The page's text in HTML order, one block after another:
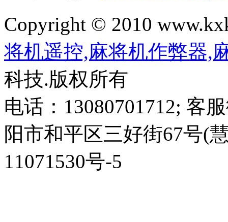
Copyright © 2010
将机遥控,麻将机作弊器,
科技.版权所有
电话：13080701712; 客
阳市和平区三好街67号(
11071530号-5